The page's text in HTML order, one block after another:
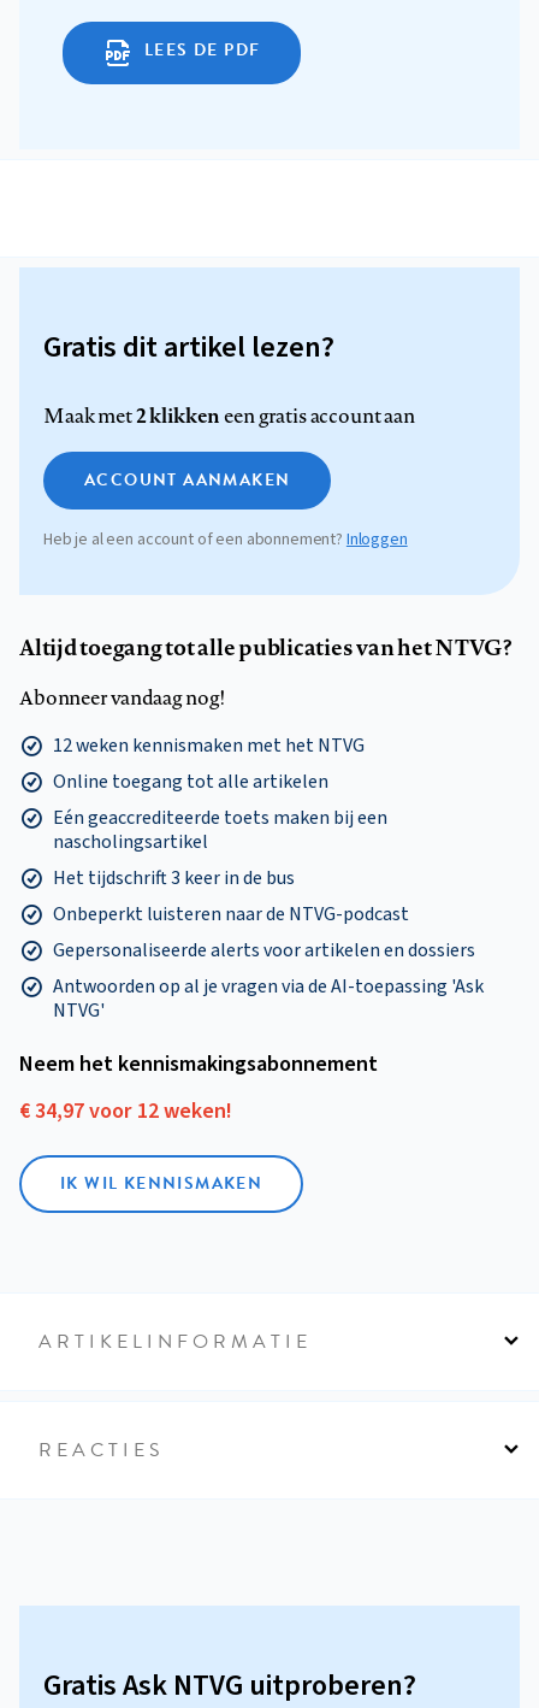
LEES DE PDF
Gratis dit artikel lezen?
Maak met2 klikkeneen gratis account aan
ACCOUNT AANMAKEN
Heb je al een account of een abonnement? Inloggen
Altijd toegang tot alle publicaties van het NTVG?
Abonneer vandaag nog!
12 weken kennismaken met het NTVG
Online toegang tot alle artikelen
Eén geaccrediteerde toets maken bij een
nascholingsartikel
Het tijdschrift 3 keer in de bus
Onbeperkt luisteren naar de NTVG-podcast
Gepersonaliseerde alerts voor artikelen en dossiers
Antwoorden op al je vragen via de AI-toepassing 'Ask
NTVG'
Neem het kennismakings­abonnement
€ 34,97 voor 12 weken!
IK WIL KENNISMAKEN
ARTIKELINFORMATIE
REACTIES
Gratis Ask NTVG uitproberen?